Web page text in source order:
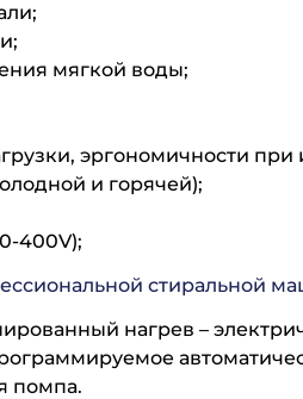
мягкой воды;
эргономичности
и горячей);
400V);
стиральной
нагрев –
помпа.